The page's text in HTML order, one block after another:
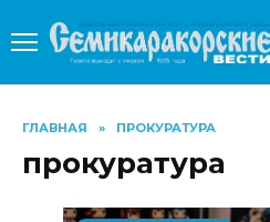
содержанию
ГЛАВНАЯ » ПРОКУРАТУРА
прокуратура